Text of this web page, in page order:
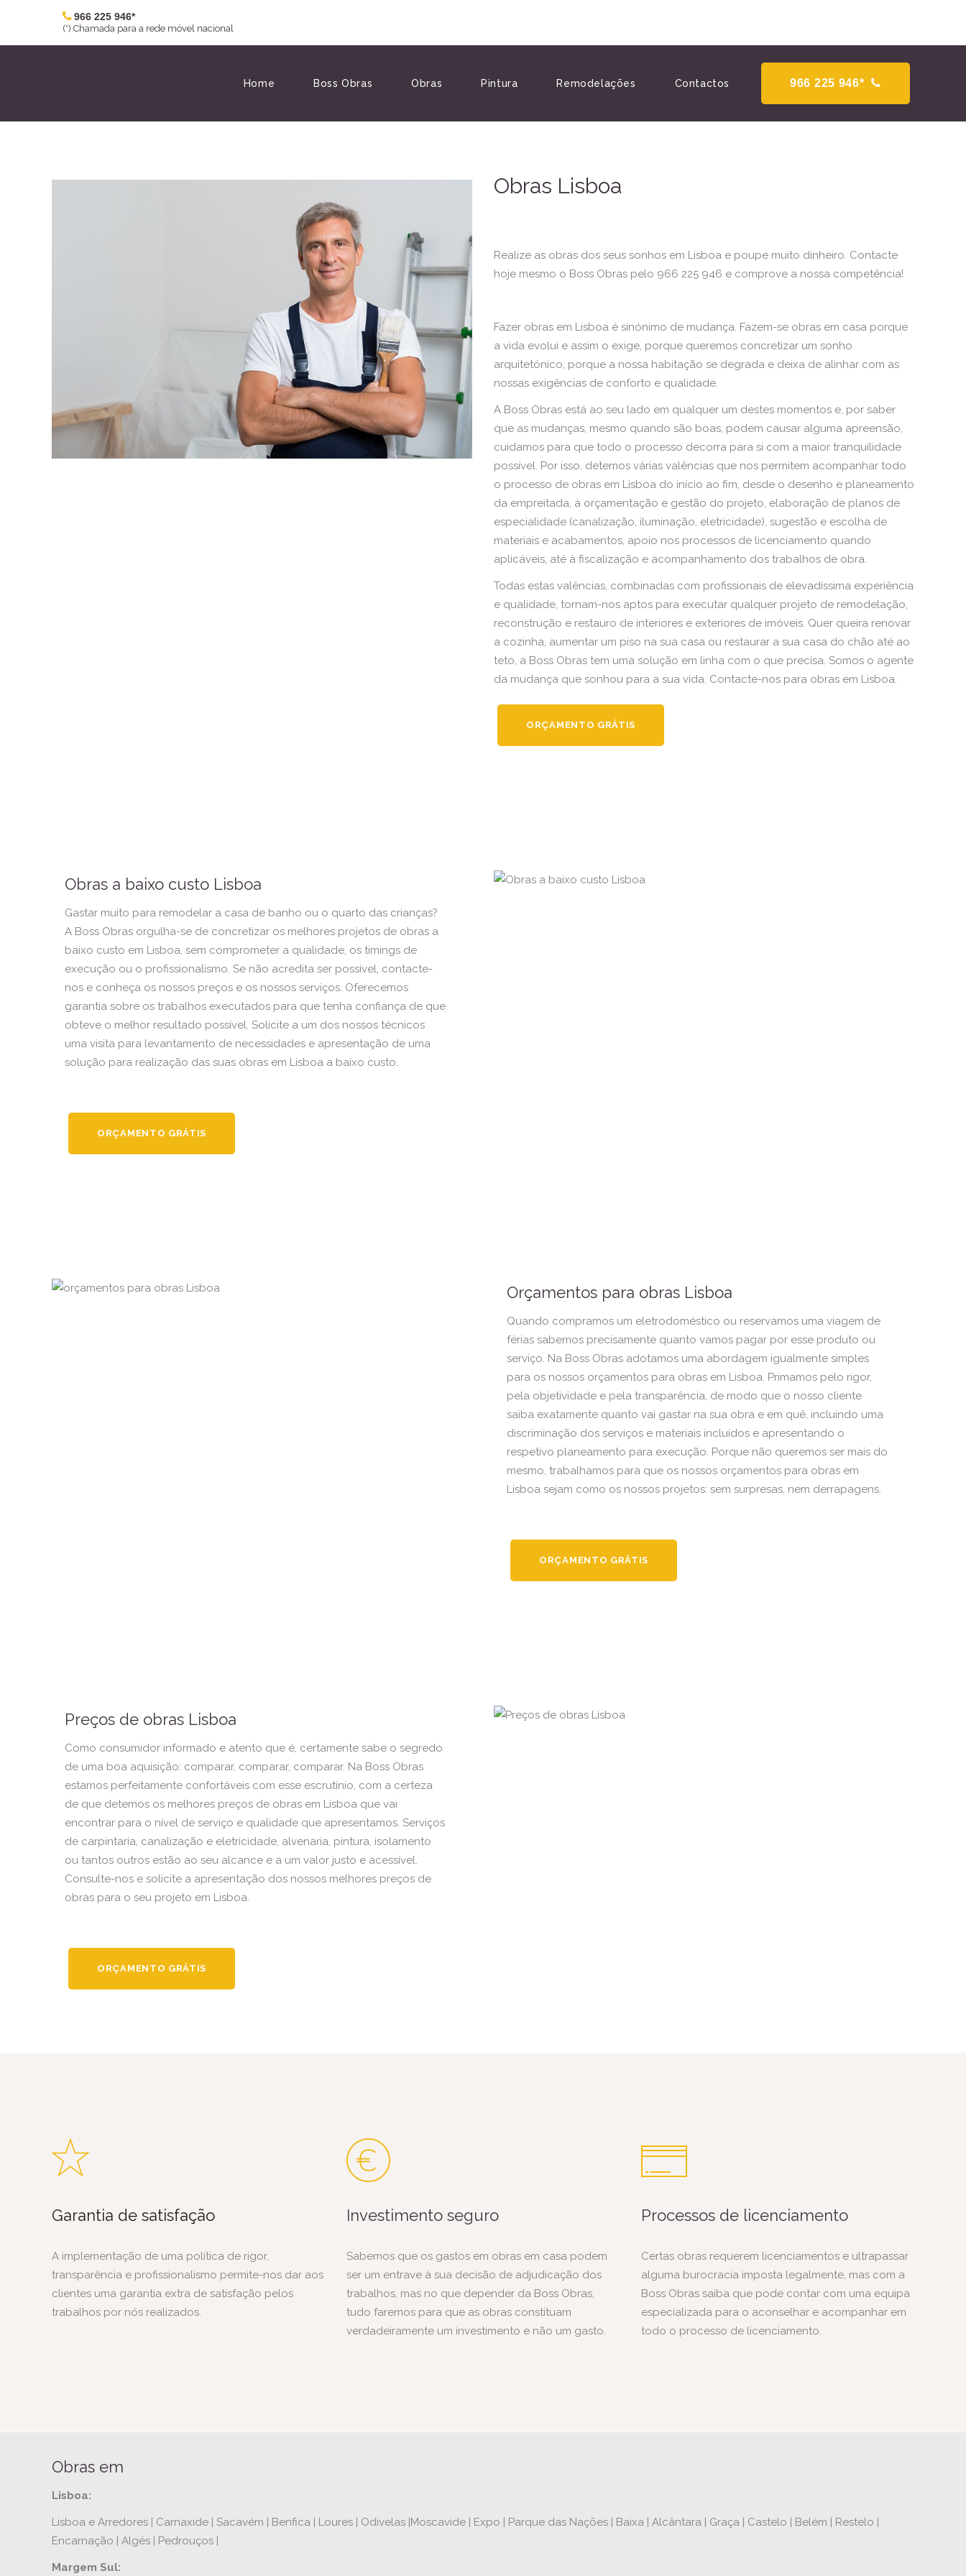
966 225 946*
(*) Chamada para a rede móvel nacional
966 225 946*
Home Boss Obras Obras Pintura Remodelações Contactos
Obras Lisboa
Realize as obras dos seus sonhos em Lisboa e poupe muito dinheiro. Contacte
hoje mesmo o Boss Obras pelo 966 225 946 e comprove a nossa competência!
Fazer obras em Lisboa é sinónimo de mudança. Fazem-se obras em casa porque
a vida evolui e assim o exige, porque queremos concretizar um sonho
arquitetónico, porque a nossa habitação se degrada e deixa de alinhar com as
nossas exigências de conforto e qualidade.
A Boss Obras está ao seu lado em qualquer um destes momentos e, por saber
que as mudanças, mesmo quando são boas, podem causar alguma apreensão,
cuidamos para que todo o processo decorra para si com a maior tranquilidade
possível. Por isso, detemos várias valências que nos permitem acompanhar todo
o processo de obras em Lisboa do início ao fim, desde o desenho e planeamento
da empreitada, à orçamentação e gestão do projeto, elaboração de planos de
especialidade (canalização, iluminação, eletricidade), sugestão e escolha de
materiais e acabamentos, apoio nos processos de licenciamento quando
aplicáveis, até à fiscalização e acompanhamento dos trabalhos de obra.
Todas estas valências, combinadas com profissionais de elevadíssima experiência
e qualidade, tornam-nos aptos para executar qualquer projeto de remodelação,
reconstrução e restauro de interiores e exteriores de imóveis. Quer queira renovar
a cozinha, aumentar um piso na sua casa ou restaurar a sua casa do chão até ao
teto, a Boss Obras tem uma solução em linha com o que precisa. Somos o agente
da mudança que sonhou para a sua vida. Contacte-nos para obras em Lisboa.
ORÇAMENTO GRÁTIS
Obras a baixo custo Lisboa
Gastar muito para remodelar a casa de banho ou o quarto das crianças?
A Boss Obras orgulha-se de concretizar os melhores projetos de obras a
baixo custo em Lisboa, sem comprometer a qualidade, os timings de
execução ou o profissionalismo. Se não acredita ser possível, contacte-
nos e conheça os nossos preços e os nossos serviços. Oferecemos
garantia sobre os trabalhos executados para que tenha confiança de que
obteve o melhor resultado possível. Solicite a um dos nossos técnicos
uma visita para levantamento de necessidades e apresentação de uma
solução para realização das suas obras em Lisboa a baixo custo.
ORÇAMENTO GRÁTIS
Orçamentos para obras Lisboa
Quando compramos um eletrodoméstico ou reservamos uma viagem de
férias sabemos precisamente quanto vamos pagar por esse produto ou
serviço. Na Boss Obras adotamos uma abordagem igualmente simples
para os nossos orçamentos para obras em Lisboa. Primamos pelo rigor,
pela objetividade e pela transparência, de modo que o nosso cliente
saiba exatamente quanto vai gastar na sua obra e em quê, incluindo uma
discriminação dos serviços e materiais incluídos e apresentando o
respetivo planeamento para execução. Porque não queremos ser mais do
mesmo, trabalhamos para que os nossos orçamentos para obras em
Lisboa sejam como os nossos projetos: sem surpresas, nem derrapagens.
ORÇAMENTO GRÁTIS
Preços de obras Lisboa
Como consumidor informado e atento que é, certamente sabe o segredo
de uma boa aquisição: comparar, comparar, comparar. Na Boss Obras
estamos perfeitamente confortáveis com esse escrutínio, com a certeza
de que detemos os melhores preços de obras em Lisboa que vai
encontrar para o nível de serviço e qualidade que apresentamos. Serviços
de carpintaria, canalização e eletricidade, alvenaria, pintura, isolamento
ou tantos outros estão ao seu alcance e a um valor justo e acessível.
Consulte-nos e solicite a apresentação dos nossos melhores preços de
obras para o seu projeto em Lisboa.
ORÇAMENTO GRÁTIS
Garantia de satisfação
A implementação de uma política de rigor,
transparência e profissionalismo permite-nos dar aos
clientes uma garantia extra de satisfação pelos
trabalhos por nós realizados.
Investimento seguro
Sabemos que os gastos em obras em casa podem
ser um entrave à sua decisão de adjudicação dos
trabalhos, mas no que depender da Boss Obras,
tudo faremos para que as obras constituam
verdadeiramente um investimento e não um gasto.
Processos de licenciamento
Certas obras requerem licenciamentos e ultrapassar
alguma burocracia imposta legalmente, mas com a
Boss Obras saiba que pode contar com uma equipa
especializada para o aconselhar e acompanhar em
todo o processo de licenciamento.
Obras em
Lisboa:
Lisboa e Arredores | Carnaxide | Sacavém | Benfica | Loures | Odivelas |Moscavide | Expo | Parque das Nações | Baixa | Alcântara | Graça | Castelo | Belém | Restelo |
Encarnação | Algés | Pedrouços |
Margem Sul: